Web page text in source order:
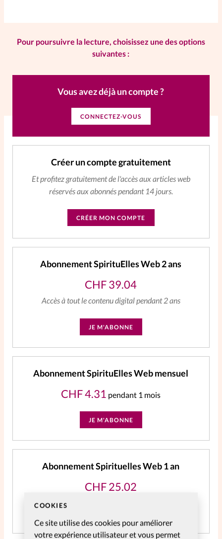
COOKIES
Ce site utilise des cookies pour améliorer
votre expérience utilisateur et vous permet
éditions
À propos
La rédaction
Mon compte
Changement d'adresse
Nous contacter
Pour poursuivre la lecture, choisissez une des options
suivantes :
Vous avez déjà un compte ?
CONNECTEZ-VOUS
Créer un compte gratuitement
Et profitez gratuitement de l'accès aux articles web
réservés aux abonnés pendant 14 jours.
CRÉER MON COMPTE
Abonnement SpirituElles Web 2 ans
CHF39.04
Accès à tout le contenu digital pendant 2 ans
JE M'ABONNE
Abonnement SpirituElles Web mensuel
CHF4.31 pendant 1 mois
JE M'ABONNE
Abonnement Spirituelles Web 1 an
CHF25.02